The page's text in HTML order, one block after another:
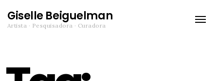
Giselle Beiguelman
Artista · Pesquisadora · Curadora
Toggle